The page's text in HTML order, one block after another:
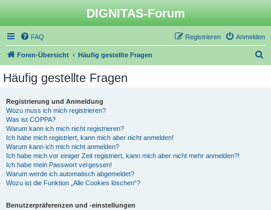
DIGNITAS-Forum
FAQ Anmelden
Registrieren
Foren-Übersicht Häufig gestellte Fragen
Häufig gestellte Fragen
Registrierung und Anmeldung
Wozu muss ich mich registrieren?
Was ist COPPA?
Warum kann ich mich nicht registrieren?
Ich habe mich registriert, kann mich aber nicht anmelden!
Warum kann ich mich nicht anmelden?
Ich habe mich vor einiger Zeit registriert, kann mich aber nicht mehr anmelden?!
Ich habe mein Passwort vergessen!
Warum werde ich automatisch abgemeldet?
Wozu ist die Funktion „Alle Cookies löschen“?
Benutzerpräferenzen und -einstellungen